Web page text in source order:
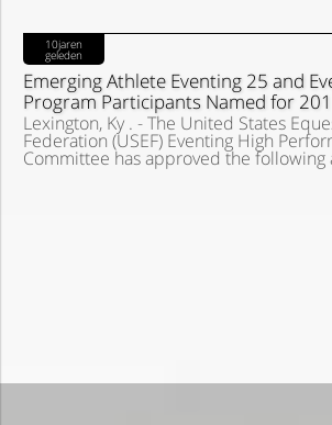
10jaren
geleden
Emerging Athlete Eventing 25 and
Program Participants Named for
Lexington, Ky . - The United States
Federation (USEF) Eventing High
Committee has approved the following